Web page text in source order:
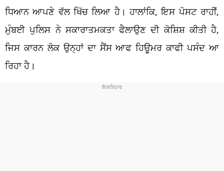
ਧਿਆਨ ਆਪਣੇ ਵੱਲ ਖਿੱਚ ਲਿਆ ਹੈ। ਹਾਲਾਂਕਿ, ਇਸ ਪੋਸਟ ਰਾਹੀਂ,
ਮੁੰਬਈ ਪੁਲਿਸ ਨੇ ਸਕਾਰਾਤਮਕਤਾ ਫੈਲਾਉਣ ਦੀ ਕੋਸ਼ਿਸ਼ ਕੀਤੀ ਹੈ,
ਜਿਸ ਕਾਰਨ ਲੋਕ ਉਨ੍ਹਾਂ ਦਾ ਸੈਂਸ ਆਫ ਹਿਊਮਰ ਕਾਫੀ ਪਸੰਦ ਆ
ਰਿਹਾ ਹੈ।